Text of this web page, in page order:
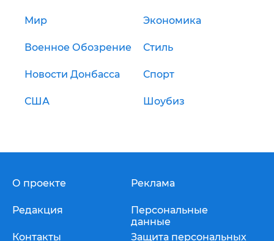
Мир Экономика
Военное Обозрение Стиль
Новости Донбасса Спорт
США Шоубиз
О проекте
Редакция
Контакты
Реклама
Персональные
данные
Защита персональных